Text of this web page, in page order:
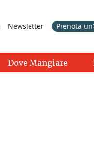
Newsletter Prenota
Dove Mangiare